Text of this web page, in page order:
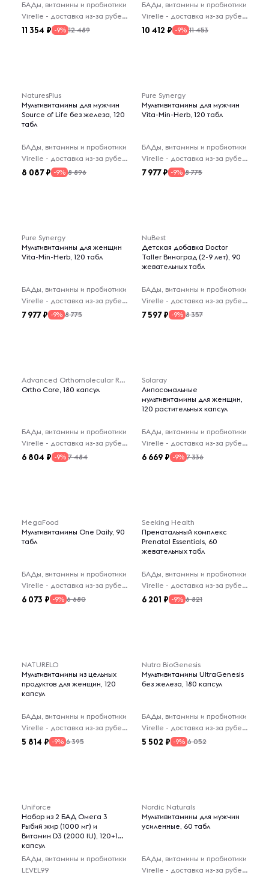
БАДы, витамины и пробиотики
Virelle - доставка из-за рубежа
11 354 -9% 12 489
БАДы, витамины и пробиотики
Virelle - доставка из-за рубежа
10 412 -9% 11 453
NaturesPlus
Мультивитамины для мужчин
Source of Life без железа, 120
табл
БАДы, витамины и пробиотики
Virelle - доставка из-за рубежа
8 087 -9% 8 896
Pure Synergy
Мультивитамины для мужчин
Vita-Min-Herb, 120 табл
БАДы, витамины и пробиотики
Virelle - доставка из-за рубежа
7 977 -9% 8 775
Pure Synergy
Мультивитамины для женщин
Vita-Min-Herb, 120 табл
БАДы, витамины и пробиотики
Virelle - доставка из-за рубежа
7 977 -9% 8 775
NuBest
Детская добавка Doctor
Taller Виноград (2-9 лет), 90
жевательных табл
БАДы, витамины и пробиотики
Virelle - доставка из-за рубежа
7 597 -9% 8 357
Advanced Orthomolecular Research AOR
Ortho Core, 180 капсул
БАДы, витамины и пробиотики
Virelle - доставка из-за рубежа
6 804 -9% 7 484
Solaray
Липосомальные
мультивитамины для женщин,
120 растительных капсул
БАДы, витамины и пробиотики
Virelle - доставка из-за рубежа
6 669 -9% 7 336
MegaFood
Мультивитамины One Daily, 90
табл
БАДы, витамины и пробиотики
Virelle - доставка из-за рубежа
6 073 -9% 6 680
Seeking Health
Пренатальный комплекс
Prenatal Essentials, 60
жевательных табл
БАДы, витамины и пробиотики
Virelle - доставка из-за рубежа
6 201 -9% 6 821
NATURELO
Мультивитамины из цельных
продуктов для женщин, 120
капсул
БАДы, витамины и пробиотики
Virelle - доставка из-за рубежа
5 814 -9% 6 395
Nutra BioGenesis
Мультивитамины UltraGenesis
без железа, 180 капсул
БАДы, витамины и пробиотики
Virelle - доставка из-за рубежа
5 502 -9% 6 052
Uniforce
Набор из 2 БАД Омега 3
Рыбий жир (1000 мг) и
Витамин D3 (2000 IU), 120+100
капсул
БАДы, витамины и пробиотики
LEVEL99
Nordic Naturals
Мультивитамины для мужчин
усиленные, 60 табл
БАДы, витамины и пробиотики
Virelle - доставка из-за рубежа